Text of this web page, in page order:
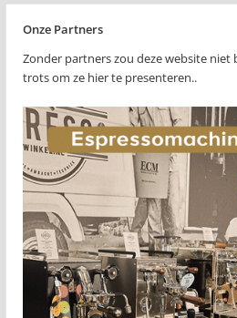
Onze Partners
Zonder partners zou deze website niet
trots om ze hier te presenteren..